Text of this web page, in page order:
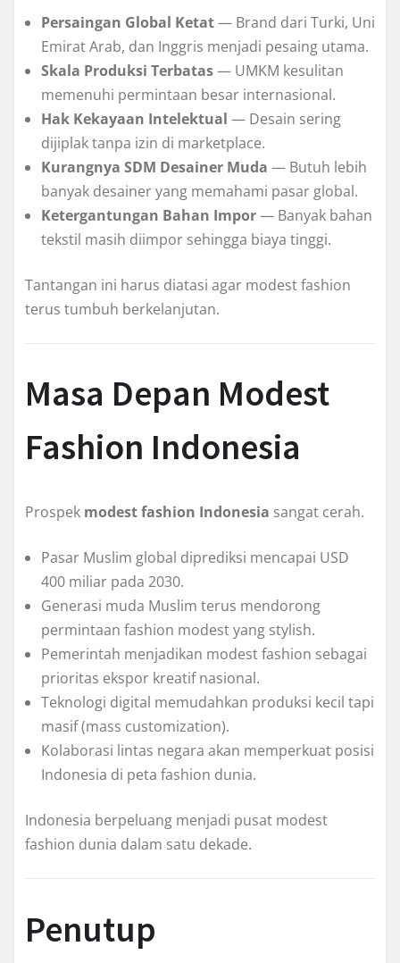
Persaingan Global Ketat— Brand dari Turki, Uni
Emirat Arab, dan Inggris menjadi pesaing utama.
Skala Produksi Terbatas— UMKM kesulitan
memenuhi permintaan besar internasional.
Hak Kekayaan Intelektual — Desain sering
dijiplak tanpa izin di marketplace.
Kurangnya SDM Desainer Muda — Butuh lebih
banyak desainer yang memahami pasar global.
Ketergantungan Bahan Impor— Banyak bahan
tekstil masih diimpor sehingga biaya tinggi.
Tantangan ini harus diatasi agar modest fashion
terus tumbuh berkelanjutan.
Masa Depan Modest
Fashion Indonesia
Prospek modest fashion Indonesia sangat cerah.
Pasar Muslim global diprediksi mencapai USD
400 miliar pada 2030.
Generasi muda Muslim terus mendorong
permintaan fashion modest yang stylish.
Pemerintah menjadikan modest fashion sebagai
prioritas ekspor kreatif nasional.
Teknologi digital memudahkan produksi kecil tapi
masif (mass customization).
Kolaborasi lintas negara akan memperkuat posisi
Indonesia di peta fashion dunia.
Indonesia berpeluang menjadi pusat modest
fashion dunia dalam satu dekade.
Penutup